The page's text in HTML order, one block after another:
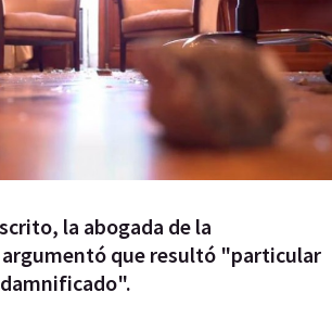
la abogada de la
que resultó "particular